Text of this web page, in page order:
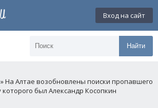
Вход на сайт
Найти
» На Алтае возобновлены поиски пропавшего
был Александр Косопкин